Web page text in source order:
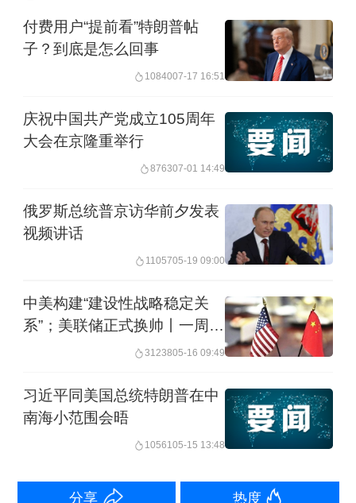
付费用户“提前看”特朗普帖
子？到底是怎么回事
1084007-17 16:51
庆祝中国共产党成立105周年
大会在京隆重举行
876307-01 14:49
俄罗斯总统普京访华前夕发表
视频讲话
1105705-19 09:00
中美构建“建设性战略稳定关
系”；美联储正式换帅丨一周热
3123805-16 09:49
习近平同美国总统特朗普在中
南海小范围会晤
1056105-15 13:48
分享 热度